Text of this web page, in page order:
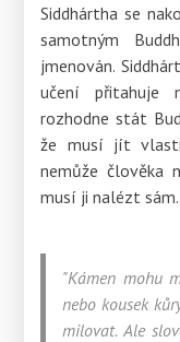
Siddhártha se
samotným
jmenován.
učení přitahuje
rozhodne stát
že musí jít
nemůže člověka
musí ji nalézt sám.
"Kámen mohu
nebo kousek
milovat. Ale